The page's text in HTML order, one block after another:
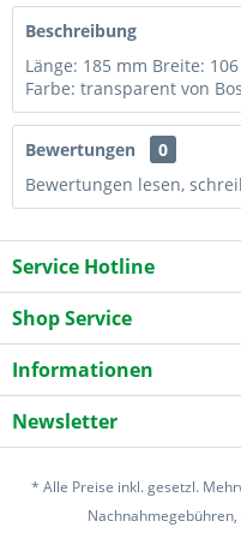
Beschreibung
Länge: 185 mm Breite:
Farbe: transparent von
Bewertungen
0
Bewertungen lesen,
Service Hotline
Shop Service
Informationen
Newsletter
* Alle Preise inkl. gesetzl.